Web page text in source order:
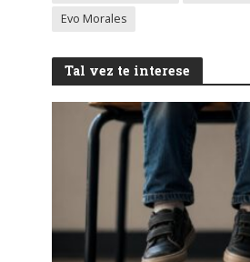
Evo Morales
Tal vez te interese